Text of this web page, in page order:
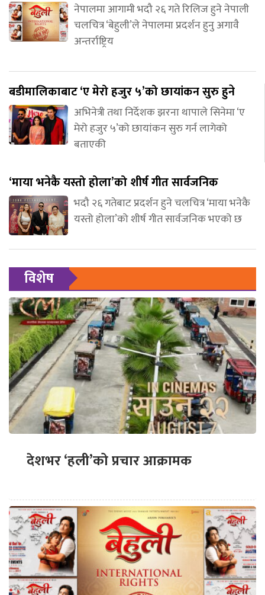
नेपालमा आगामी भदौ २६ गते रिलिज हुने नेपाली
चलचित्र ‘बेहुली’ले नेपालमा प्रदर्शन हुनु अगावै
अन्तर्राष्ट्रिय
बडीमालिकाबाट ‘ए मेरो हजुर ५’को छायांकन सुरु हुने
अभिनेत्री तथा निर्देशक झरना थापाले सिनेमा ‘ए
मेरो हजुर ५’को छायांकन सुरु गर्न लागेको
बताएकी
‘माया भनेकै यस्तो होला’को शीर्ष गीत सार्वजनिक
भदौ २६ गतेबाट प्रदर्शन हुने चलचित्र ‘माया भनेकै
यस्तो होला’को शीर्ष गीत सार्वजनिक भएको छ
विशेष
देशभर ‘हली’को प्रचार आक्रामक